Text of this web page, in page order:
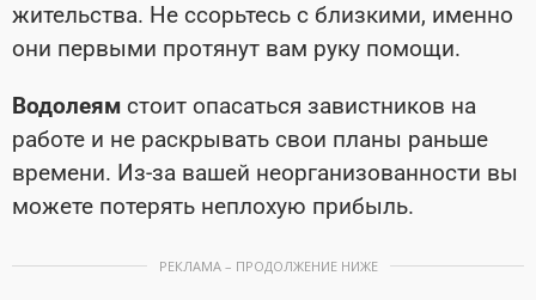
жительства. Не ссорьтесь с близкими, именно
они первыми протянут вам руку помощи.
Водолеям стоит опасаться завистников на
работе и не раскрывать свои планы раньше
времени. Из-за вашей неорганизованности вы
можете потерять неплохую прибыль.
РЕКЛАМА – ПРОДОЛЖЕНИЕ НИЖЕ